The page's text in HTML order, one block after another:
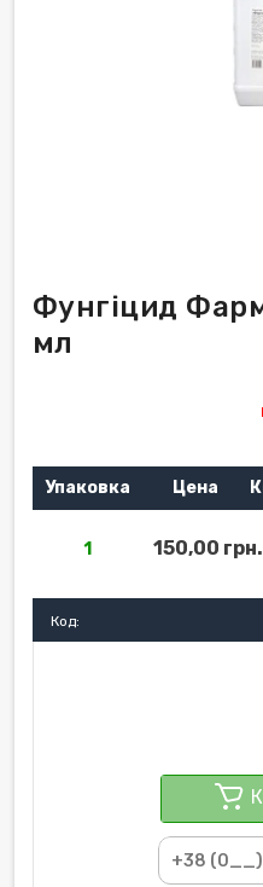
Фунгіцид
мл
Упаковка Цена
1 150,00 грн.
Код: